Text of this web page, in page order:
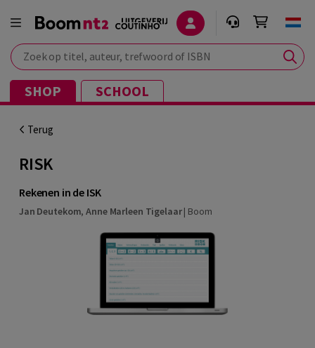
Zoek op titel, auteur, trefwoord of ISBN
SHOP SCHOOL
Terug
RISK
Rekenen in de ISK
Jan Deutekom,Anne Marleen Tigelaar| Boom